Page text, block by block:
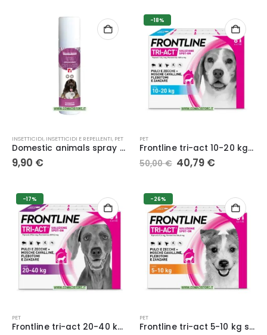
INSETTICIDI, INSETTICIDI E REPELLENTI, PET
Domestic animals spray antiparassitario per cani e gatti 300 ml – VEBI
9,90 €
-18%
PET
Frontline tri-act 10-20 kg spot-on per cani
50,00€ Il
prezzo
40,79 €
40,79 €.
-17%
PET
Frontline tri-act 20-40 kg spot-on per cani
-26%
PET
Frontline tri-act 5-10 kg spot-on per cani